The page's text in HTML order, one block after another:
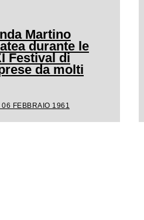
Martino
durante le
Festival di
da molti
FEBBRAIO 1961